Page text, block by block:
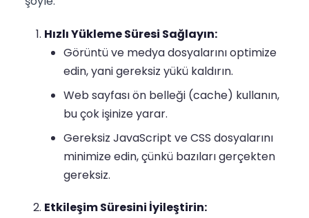
Hızlı Yükleme Süresi Sağlayın:
Görüntü ve medya dosyalarını optimize
edin, yani gereksiz yükü kaldırın.
Web sayfası ön belleği (cache) kullanın,
bu çok işinize yarar.
Gereksiz JavaScript ve CSS dosyalarını
minimize edin, çünkü bazıları gerçekten
gereksiz.
Etkileşim Süresini İyileştirin: